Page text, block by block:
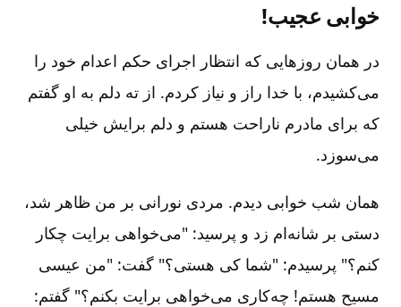
خوابی عجیب!
در همان روزهایی که انتظار اجرای حکم اعدام خود را
می‌کشیدم‌، با خدا راز و نیاز کردم‌. از ته دلم به او گفتم
که برای مادرم ناراحت هستم و دلم برایش خیلی
می‌سوزد.
همان شب خوابی دیدم‌. مردی نورانی بر من ظاهر شد،
دستی بر شانه‌ام زد و پرسید: "می‌خواهی برایت چکار
کنم‌؟" پرسیدم‌: "شما کی هستی‌؟" گفت‌: "من عیسی
مسیح هستم‌! چه‌کاری می‌خواهی برایت بکنم‌؟" گفتم‌: